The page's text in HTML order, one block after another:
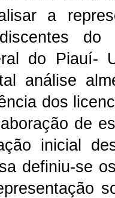
a
do Piauí-
análise
dos
de
inicial
definiu-se